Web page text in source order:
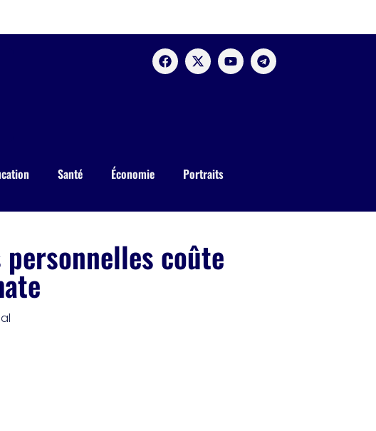
Santé Économie Portraits
coûte